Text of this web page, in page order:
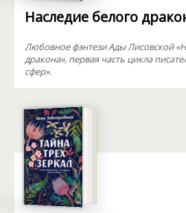
Наследие белого
Любовное фэнтези Ады Лисовской
дракона», первая часть цикла
сфер».